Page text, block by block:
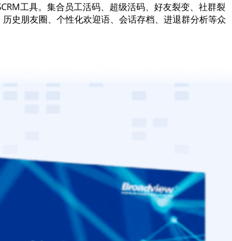
工具。集合员工活码、超级活码、好友裂变、社群裂
史朋友圈、个性化欢迎语、会话存档、进退群分析等众